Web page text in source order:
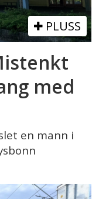
PLUSS
med
en mann i